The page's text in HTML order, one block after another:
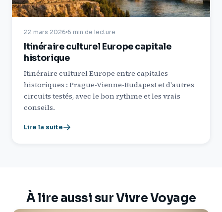
22 mars 2026 6 min de lecture
Itinéraire culturel Europe capitale
historique
Itinéraire culturel Europe entre capitales
historiques : Prague-Vienne-Budapest et d'autres
circuits testés, avec le bon rythme et les vrais
conseils.
Lire la suite
À lire aussi sur Vivre Voyage